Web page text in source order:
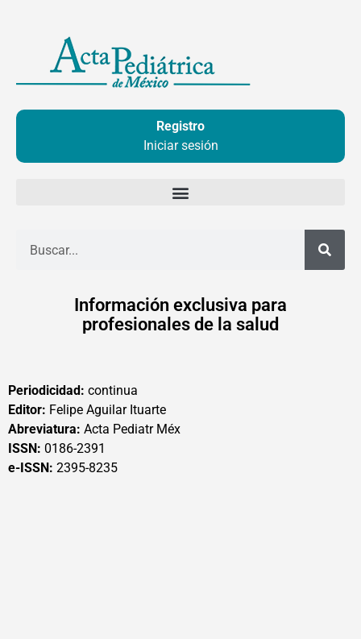
contenido
Registro
Iniciar sesión
Información exclusiva para
profesionales de la salud
Periodicidad: continua
Editor: Felipe Aguilar Ituarte
Abreviatura: Acta Pediatr Méx
ISSN: 0186-2391
e-ISSN: 2395-8235